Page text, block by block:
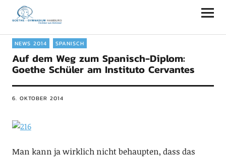
Goethe-Gymnasium Hamburg
NEWS 2014 SPANISCH
Auf dem Weg zum Spanisch-Diplom:
Goethe Schüler am Instituto Cervantes
6. OKTOBER 2014
Man kann ja wirklich nicht behaupten, dass das